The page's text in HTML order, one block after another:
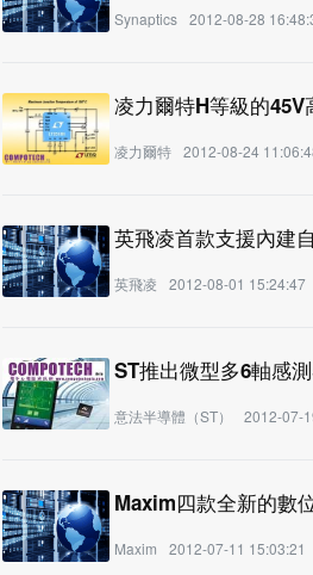
Synaptics 2012-08-28
凌力爾特H等級的
凌力爾特 2012-08-24
英飛凌首款支援內建
英飛凌 2012-08-01 15:24:47
ST推出微型多6軸感
意法半導體（ST） 2012-07-
Maxim四款全新的數
Maxim 2012-07-11 15:03:21